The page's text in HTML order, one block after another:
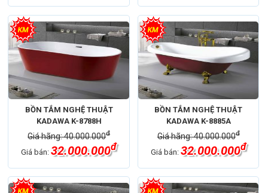
BỒN TẮM NGHỆ THUẬT
KADAWA K-8788H
Giá hãng: 40.000.000đ
Giá bán:32.000.000đ
BỒN TẮM NGHỆ THUẬT
KADAWA K-8885A
Giá hãng: 40.000.000đ
Giá bán: 32.000.000đ